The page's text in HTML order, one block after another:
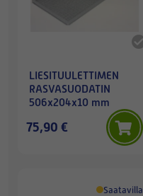
LIESITUULETTIMEN
RASVASUODATIN
506x204x10 mm
75,90 €
Saatavilla